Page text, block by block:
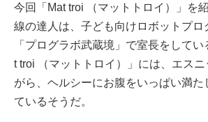
今回「Mat troi （マットトロイ）」を
線の達人は、子ども向けロボットプロ
「プログラボ武蔵境」で室長をして
t troi （マットトロイ）」には、エス
がら、ヘルシーにお腹をいっぱい満た
ているそうだ。